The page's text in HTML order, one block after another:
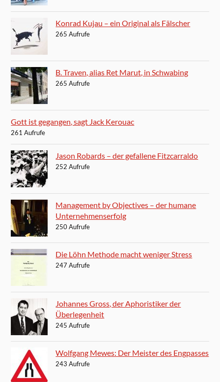
Konrad Kujau – ein Original als Fälscher
265 Aufrufe
B. Traven, alias Ret Marut, in Schwabing
265 Aufrufe
Gott ist gegangen, sagt Jack Kerouac
261 Aufrufe
Jason Robards – der gefallene Fitzcarraldo
252 Aufrufe
Management by Objectives – der humane
Unternehmenserfolg
250 Aufrufe
Die Löhn Methode macht weniger Stress
247 Aufrufe
Johannes Gross, der Aphoristiker der
Überlegenheit
245 Aufrufe
Wolfgang Mewes: Der Meister des Engpasses
243 Aufrufe